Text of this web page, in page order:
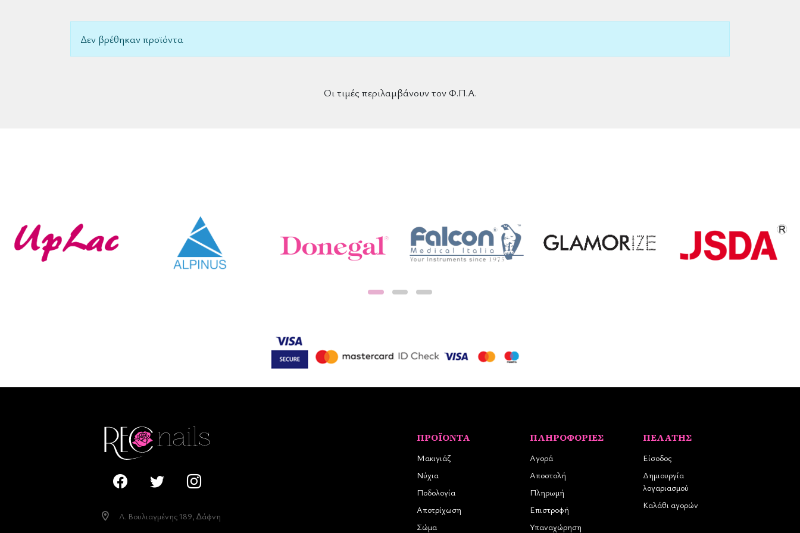
Δεν βρέθηκαν προϊόντα
Οι τιμές περιλαμβάνουν τον Φ.Π.Α.
Λ. Βουλιαγµένης 189, ∆άφνη
ΠΡΟΪΌΝΤΑ
Μακιγιάζ
Νύχια
Ποδολογία
Αποτρίχωση
Σώμα
ΠΛΗΡΟΦΟΡΊΕΣ
Αγορά
Αποστολή
Πληρωμή
Επιστροφή
Υπαναχώρηση
ΠΕΛΆΤΗΣ
Είσοδος
Δημιουργία
λογαριασμού
Καλάθι αγορών